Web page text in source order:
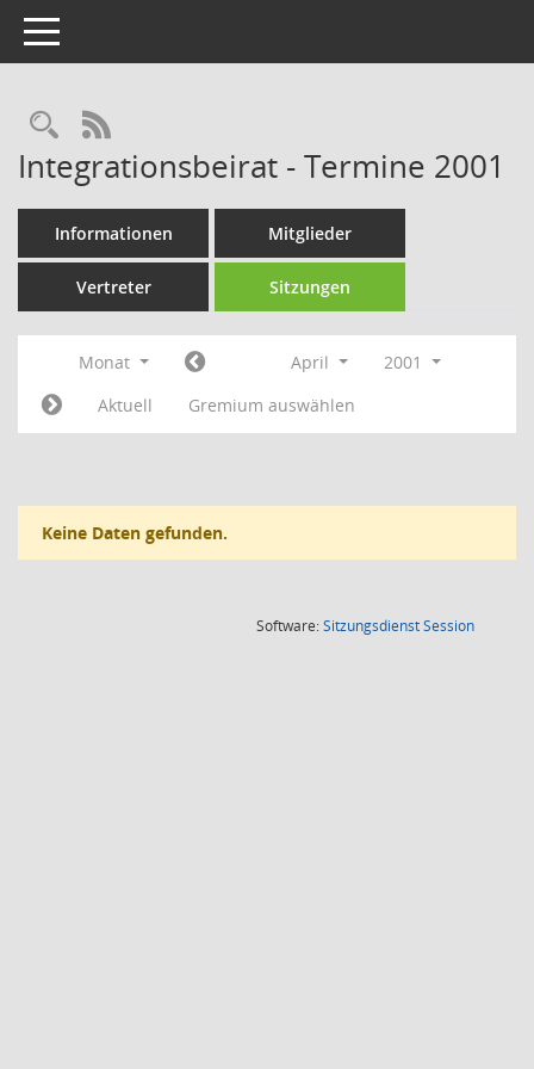
Toggle navigation
Rechercheauswahl
RSS-Feed
Integrationsbeirat - Termine 2001
Informationen Mitglieder
Vertreter Sitzungen
Monat April
2001
Aktuell
Gremium auswählen
Keine Daten gefunden.
Software:SitzungsdienstSession(Wird in